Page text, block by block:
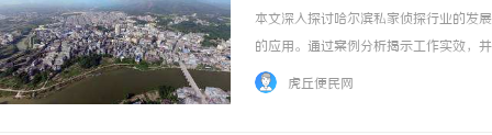
本文深入探讨哈尔滨私家侦探行业的发
的应用。通过案例分析揭示工作实效，
……
虎丘便民网